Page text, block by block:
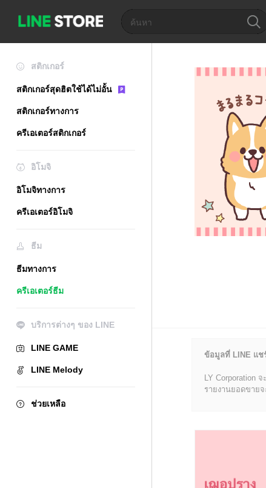
สติกเกอร์
สติกเกอร์สุดฮิตใช้ได้ไม่อั้น
สติกเกอร์ทางการ
ครีเอเตอร์สติกเกอร์
อิโมจิ
อิโมจิทางการ
ครีเอเตอร์อิโมจิ
ธีม
ธีมทางการ
ครีเอเตอร์ธีม
บริการต่างๆ ของ LINE
LINE GAME
LINE Melody
ช่วยเหลือ
ข้อมูลที่ LINE แช
LY Corporation
รายงานยอดขาย